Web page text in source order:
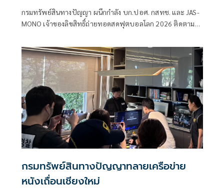
กรมทรัพย์สินทางปัญญา ผนึกกำลัง บก.ปอศ. กสทช. และ JAS-
MONO เจ้าของลิขสิทธิ์ถ่ายทอดสดฟุตบอลโลก 2026 ติดตาม
ออนไลน์ ป้องกันปัญหาการละเมิดลิขสิทธิ์ และการจำหน่าย
สินค้าละเมิดเครื่องหมายการค้า แนะผู้ประกอบการ ร้านค้า ร้าน
อาหาร ผับ บาร์ ที่พัก โรงแรม หากต้องการถ่ายทอดการแข่งขัน
ต้องขออนุญาตก่อน ส่วนประชาชน ขอให้รับชมผ่านช่องทางที่
ถูกต้อง สนับสนุนผู้ประกอบการไทย
กรมทรัพย์สินทางปัญญาทลายเครือข่าย
หนังเถื่อนเชียงใหม่